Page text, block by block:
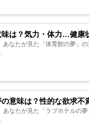
は？気力・体力…健康
あなたが見た「体育館の夢」
意味は？性的な欲求不
あなたが見た「ラブホテルの